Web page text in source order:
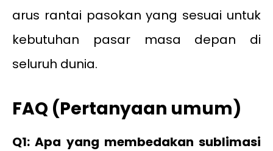
arus rantai pasokan yang sesuai untuk
kebutuhan pasar masa depan di
seluruh dunia.
FAQ (Pertanyaan umum)
Q1: Apa yang membedakan sublimasi